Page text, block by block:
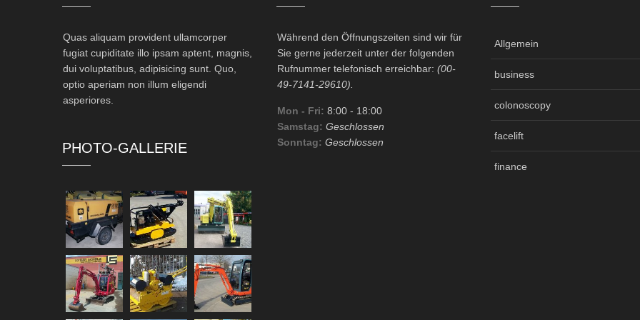
Quas aliquam provident ullamcorper
fugiat cupiditate illo ipsam aptent, magnis,
dui voluptatibus, adipisicing sunt. Quo,
optio aperiam non illum eligendi
asperiores.
PHOTO-GALLERIE
Während den Öffnungszeiten sind wir für
Sie gerne jederzeit unter der folgenden
Rufnummer telefonisch erreichbar: (00-
49-7141-29610).
Mon - Fri: 8:00 - 18:00
Samstag: Geschlossen
Sonntag: Geschlossen
Allgemein
business
colonoscopy
facelift
finance